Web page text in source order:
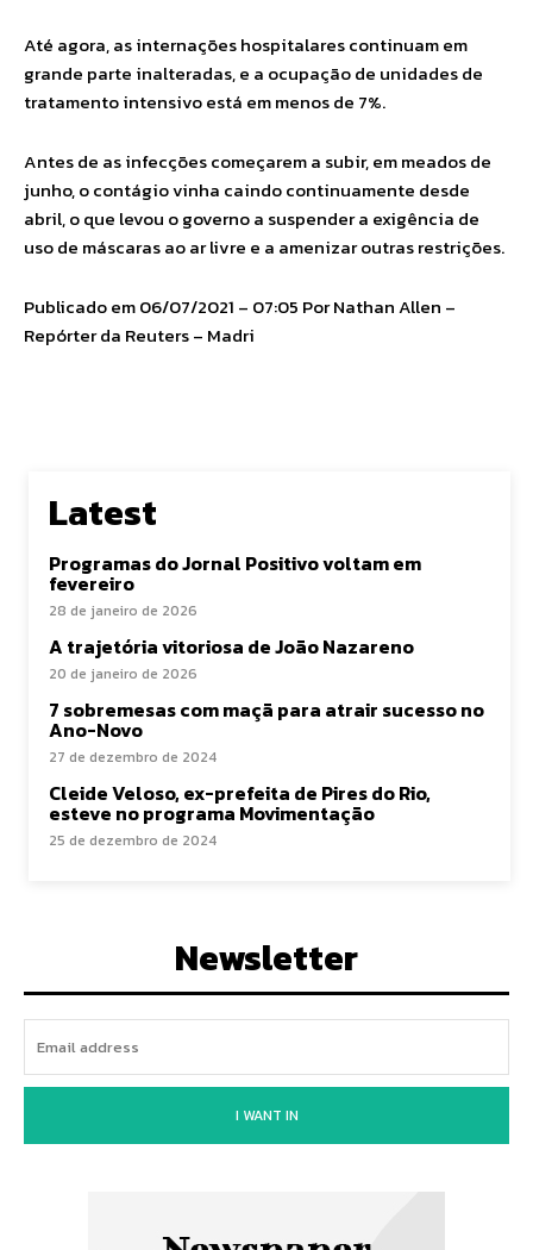
Até agora, as internações hospitalares continuam em
grande parte inalteradas, e a ocupação de unidades de
tratamento intensivo está em menos de 7%.
Antes de as infecções começarem a subir, em meados de
junho, o contágio vinha caindo continuamente desde
abril, o que levou o governo a suspender a exigência de
uso de máscaras ao ar livre e a amenizar outras restrições.
Publicado em 06/07/2021 – 07:05 Por Nathan Allen –
Repórter da Reuters – Madri
Latest
Programas do Jornal Positivo voltam em
fevereiro
28 de janeiro de 2026
A trajetória vitoriosa de João Nazareno
20 de janeiro de 2026
7 sobremesas com maçã para atrair sucesso no
Ano-Novo
27 de dezembro de 2024
Cleide Veloso, ex-prefeita de Pires do Rio,
esteve no programa Movimentação
25 de dezembro de 2024
Newsletter
I WANT IN